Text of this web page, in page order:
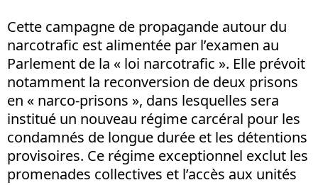
Cette campagne de propagande autour du
narcotrafic est alimentée par l’examen au
Parlement de la « loi narcotrafic ». Elle prévoit
notamment la reconversion de deux prisons
en « narco-prisons », dans lesquelles sera
institué un nouveau régime carcéral pour les
condamnés de longue durée et les détentions
provisoires. Ce régime exceptionnel exclut les
promenades collectives et l’accès aux unités